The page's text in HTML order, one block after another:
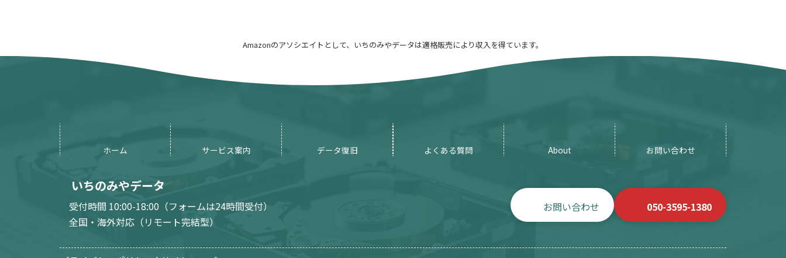
Amazonのアソシエイトとして、いちのみやデータは適格販売により収入を得ています。
ホーム サービス案内 データ復旧 よくある質問 About お問い合わせ
いちのみやデータ
受付時間 10:00-18:00（フォームは24時間受付）
全国・海外対応（リモート完結型）
お問い合わせ 050-3595-1380